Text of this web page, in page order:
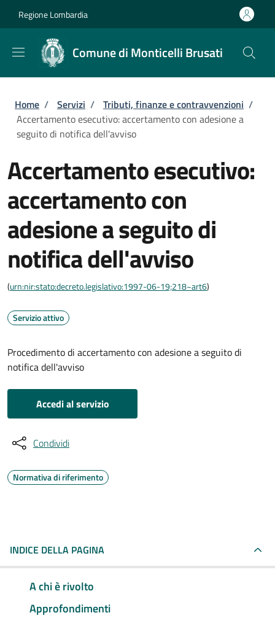
Regione Lombardia
Comune di Monticelli Brusati
Briciole di pane
Home / Servizi / Tributi, finanze e contravvenzioni /
Accertamento esecutivo: accertamento con adesione a
seguito di notifica dell'avviso
Accertamento esecutivo:
accertamento con
adesione a seguito di
notifica dell'avviso
(urn:nir:stato:decreto.legislativo:1997-06-19;218~art6)
Servizio attivo
Procedimento di accertamento con adesione a seguito di
notifica dell'avviso
Accedi al servizio
Condividi
Normativa di riferimento
INDICE DELLA PAGINA
A chi è rivolto
Approfondimenti